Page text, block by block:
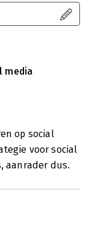
media
op social
voor social
aanrader dus.